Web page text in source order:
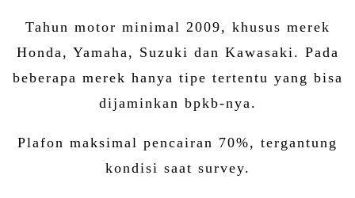
Tahun motor minimal 2009, khusus merek
Honda, Yamaha, Suzuki dan Kawasaki. Pada
beberapa merek hanya tipe tertentu yang bisa
dijaminkan bpkb-nya.
Plafon maksimal pencairan 70%, tergantung
kondisi saat survey.